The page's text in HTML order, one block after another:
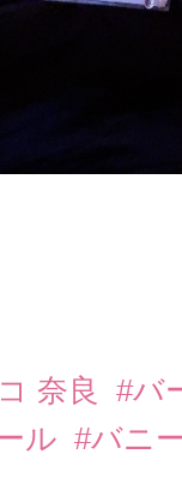
奈良
#バ
ル #バニ